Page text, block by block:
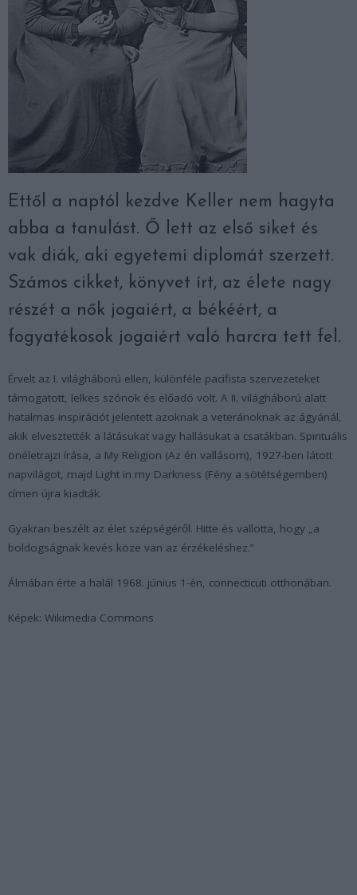
Ettől a naptól kezdve Keller nem hagyta
abba a tanulást. Ő lett az első siket és
vak diák, aki egyetemi diplomát szerzett.
Számos cikket, könyvet írt, az élete nagy
részét a nők jogaiért, a békéért, a
fogyatékosok jogaiért való harcra tett fel.
Érvelt az I. világháború ellen, különféle pacifista szervezeteket
támogatott, lelkes szónok és előadó volt. A II. világháború alatt
hatalmas inspirációt jelentett azoknak a veteránoknak az ágyánál,
akik elvesztették a látásukat vagy hallásukat a csatákban. Spirituális
önéletrajzi írása, a My Religion (Az én vallásom), 1927-ben látott
napvilágot, majd Light in my Darkness (Fény a sötétségemben)
címen újra kiadták.
Gyakran beszélt az élet szépségéről. Hitte és vallotta, hogy „a
boldogságnak kevés köze van az érzékeléshez.”
Álmában érte a halál 1968. június 1-én, connecticuti otthonában.
Képek: Wikimedia Commons